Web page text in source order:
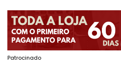
Patrocinado